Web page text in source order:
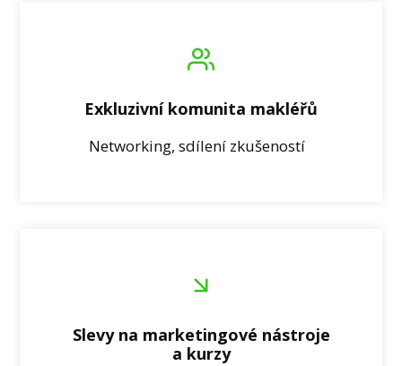
Exkluzivní komunita makléřů
Networking, sdílení zkušeností
Slevy na marketingové nástroje
a kurzy